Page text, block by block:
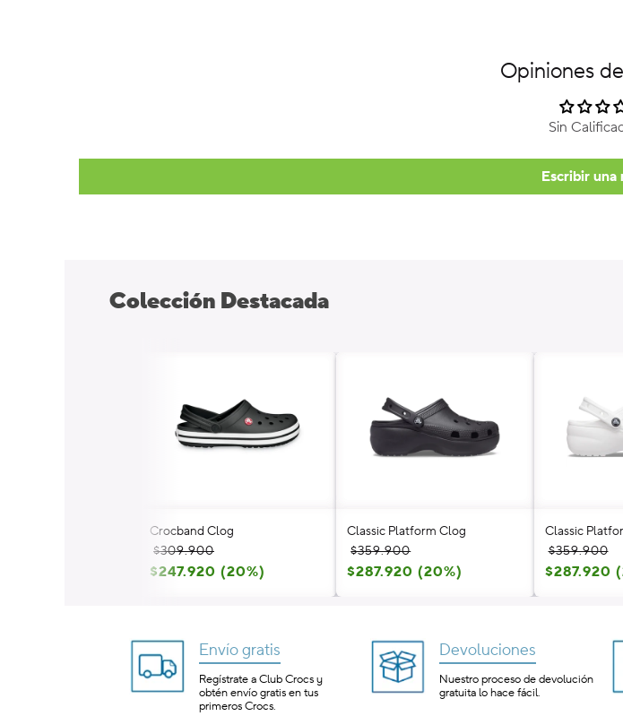
Opiniones
Sin
Escribir una
Colección Destacada
Crocband Clog
Precio
habitual
$309.900
Precio
de
$247.920 (20%)
Classic Platform Clog
Precio
habitual
$359.900
Precio
de
$287.920 (20%)
Classic
Precio
habitual
$359.900
Precio
de
$287.920
Envío gratis
Regístrate a Club Crocs y
obtén envío gratis en tus
primeros Crocs.
Devoluciones
Nuestro proceso de devolución
gratuita lo hace fácil.